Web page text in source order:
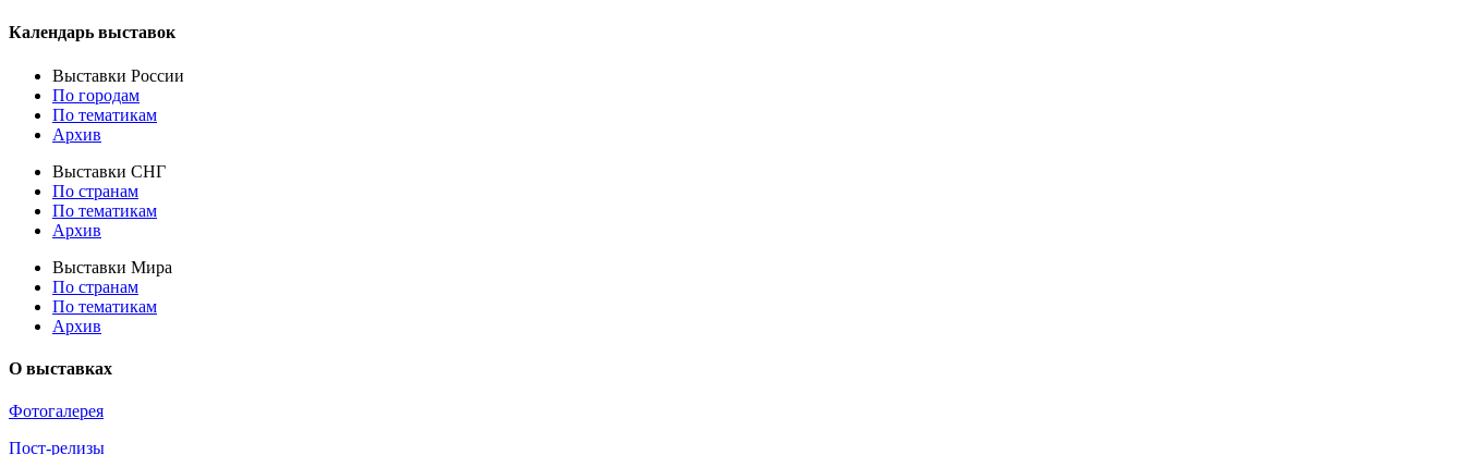
Календарь выставок
Выставки России
По городам
По тематикам
Архив
Выставки СНГ
По странам
По тематикам
Архив
Выставки Мира
По странам
По тематикам
Архив
О выставках
Фотогалерея
Пост-релизы